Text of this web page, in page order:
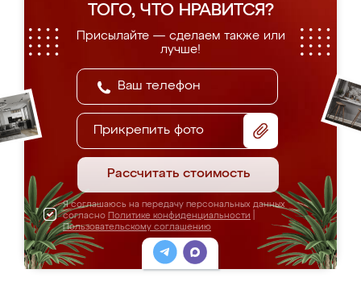
ТОГО, ЧТО НРАВИТСЯ?
Присылайте — сделаем также или
лучше!
Прикрепить фото
Рассчитать стоимость
Я соглашаюсь на передачу персональных данных
согласно Политике конфиденциальности
Пользовательскому соглашению